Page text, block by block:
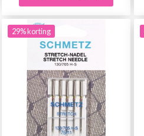
29% korting